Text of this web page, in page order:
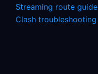
Streaming route guide
Clash troubleshooting